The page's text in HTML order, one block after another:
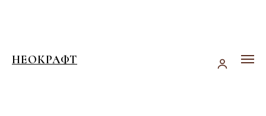
НЕОКРАФТ